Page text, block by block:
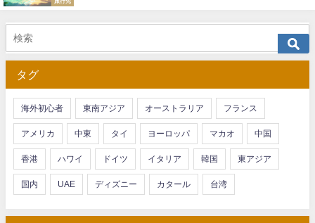
タグ
海外初心者 東南アジア オーストラリア フランス
アメリカ 中東 タイ ヨーロッパ マカオ 中国
香港 ハワイ ドイツ イタリア 韓国 東アジア
国内 UAE ディズニー カタール 台湾